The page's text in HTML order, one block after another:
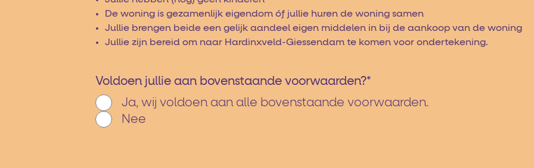
De woning is gezamenlijk eigendom óf jullie huren de woning samen
Jullie brengen beide een gelijk aandeel eigen middelen in bij de aankoop van de woning
Jullie zijn bereid om naar Hardinxveld-Giessendam te komen voor ondertekening.
Voldoen jullie aan bovenstaande voorwaarden?*
Ja, wij voldoen aan alle bovenstaande voorwaarden.
Nee